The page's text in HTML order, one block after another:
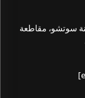
سوتشو، مقاطعة